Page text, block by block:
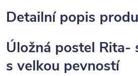
Detailní popis
Úložná postel Rita-
s velkou pevností